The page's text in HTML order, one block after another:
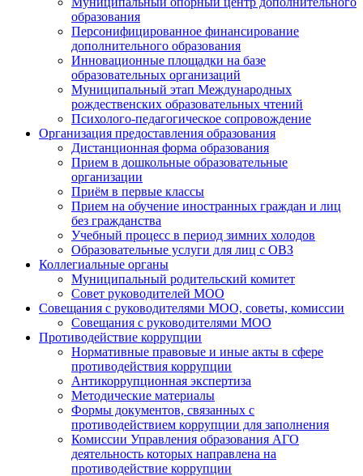
образования
Персонифицированное финансирование
дополнительного образования
Инновационные площадки на базе
образовательных организаций
Муниципальный этап Международных
рождественских образовательных чтений
Психолого-педагогическое сопровождение
Организация предоставления образования
Дистанционная форма образования
Прием в дошкольные образовательные
организации
Приём в первые классы
Прием на обучение иностранных граждан и лиц
без гражданства
Учебный процесс в период зимних холодов
Образовательные услуги для лиц с ОВЗ
Коллегиальные органы
Муниципальный родительский комитет
Совет руководителей МОО
Совещания с руководителями МОО, советы, комиссии
Совещания с руководителями МОО
Противодействие коррупции
Нормативные правовые и иные акты в сфере
противодействия коррупции
Антикоррупционная экспертиза
Методические материалы
Формы документов, связанных с
противодействием коррупции для заполнения
Комиссии Управления образования АГО
деятельность которых направлена на
противодействие коррупции